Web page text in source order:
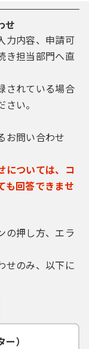
せ
力内容、申請可
き担当部門へ直
されている場合
い。
お問い合わせ
については、コ
も回答できませ
の押し方、エラ
せのみ、以下に
）